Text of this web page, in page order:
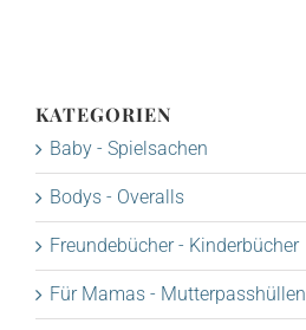
KATEGORIEN
Baby - Spielsachen
Bodys - Overalls
Freundebücher - Kinderbücher
Für Mamas - Mutterpasshüllen